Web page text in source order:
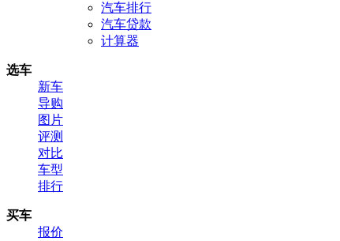
汽车排行
汽车贷款
计算器
选车
新车
导购
图片
评测
对比
车型
排行
买车
报价